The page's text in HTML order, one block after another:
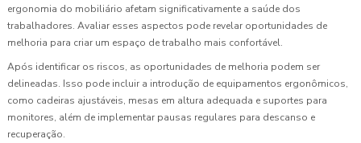
ergonomia do mobiliário afetam significativamente a saúde dos
trabalhadores. Avaliar esses aspectos pode revelar oportunidades de
melhoria para criar um espaço de trabalho mais confortável.
Após identificar os riscos, as oportunidades de melhoria podem ser
delineadas. Isso pode incluir a introdução de equipamentos ergonômicos,
como cadeiras ajustáveis, mesas em altura adequada e suportes para
monitores, além de implementar pausas regulares para descanso e
recuperação.